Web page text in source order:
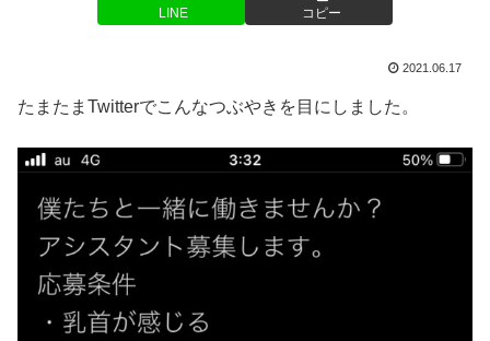
LINE コピー
2021.06.17
たまたまTwitterでこんなつぶやきを目にしました。